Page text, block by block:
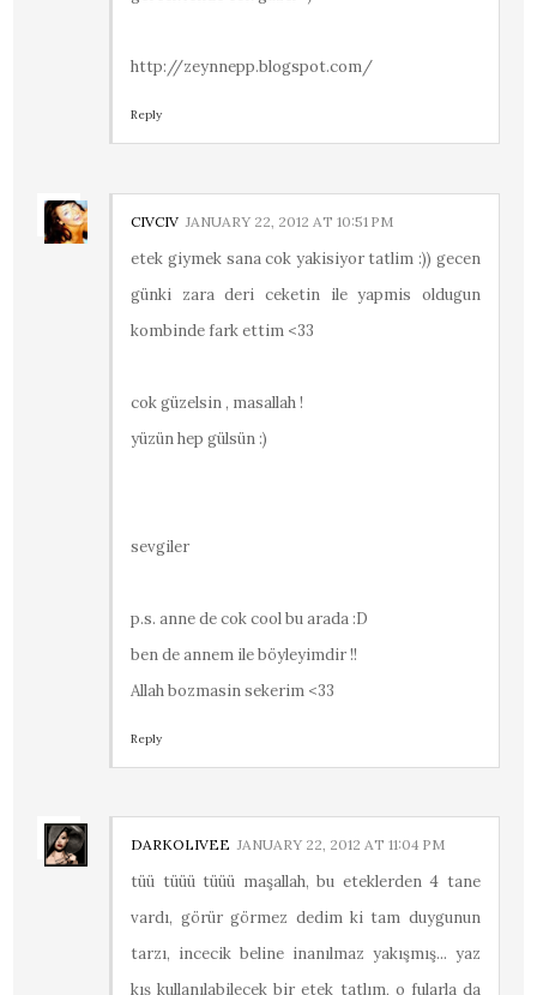
http://zeynnepp.blogspot.com/
Reply
CIVCIV JANUARY 22, 2012 AT 10:51 PM
etek giymek sana cok yakisiyor tatlim :)) gecen
günki zara deri ceketin ile yapmis oldugun
kombinde fark ettim <33
cok güzelsin , masallah !
yüzün hep gülsün :)
sevgiler
p.s. anne de cok cool bu arada :D
ben de annem ile böyleyimdir !!
Allah bozmasin sekerim <33
Reply
DARKOLIVEE JANUARY 22, 2012 AT 11:04 PM
tüü tüüü tüüü maşallah, bu eteklerden 4 tane
vardı, görür görmez dedim ki tam duygunun
tarzı, incecik beline inanılmaz yakışmış... yaz
kış kullanılabilecek bir etek tatlım, o fularla da